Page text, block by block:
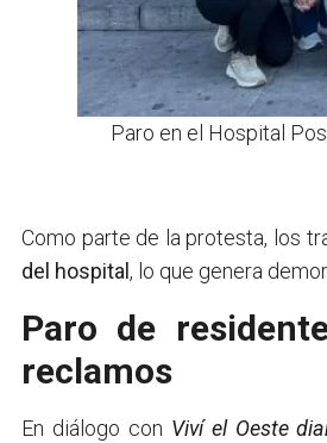
Paro en el Hospital
Como parte de la protesta, los
del hospital, lo que genera
Paro de
reclamos
En diálogo con Viví el Oeste